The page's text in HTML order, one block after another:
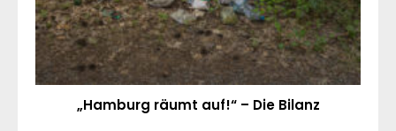
„Hamburg räumt auf!“ – Die Bilanz